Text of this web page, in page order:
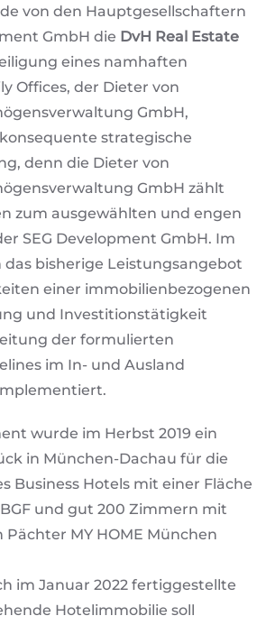
von den Hauptgesellschaftern
GmbH die DvH Real Estate
eines namhaften
Offices, der Dieter von
GmbH,
strategische
denn die Dieter von
GmbH zählt
zum ausgewählten und engen
SEG Development GmbH. Im
das bisherige Leistungsangebot
einer immobilienbezogenen
und Investitionstätigkeit
der formulierten
im In- und Ausland
wurde im Herbst 2019 ein
in München-Dachau für die
Business Hotels mit einer Fläche
BGF und gut 200 Zimmern mit
MY HOME München
im Januar 2022 fertiggestellte
Hotelimmobilie soll